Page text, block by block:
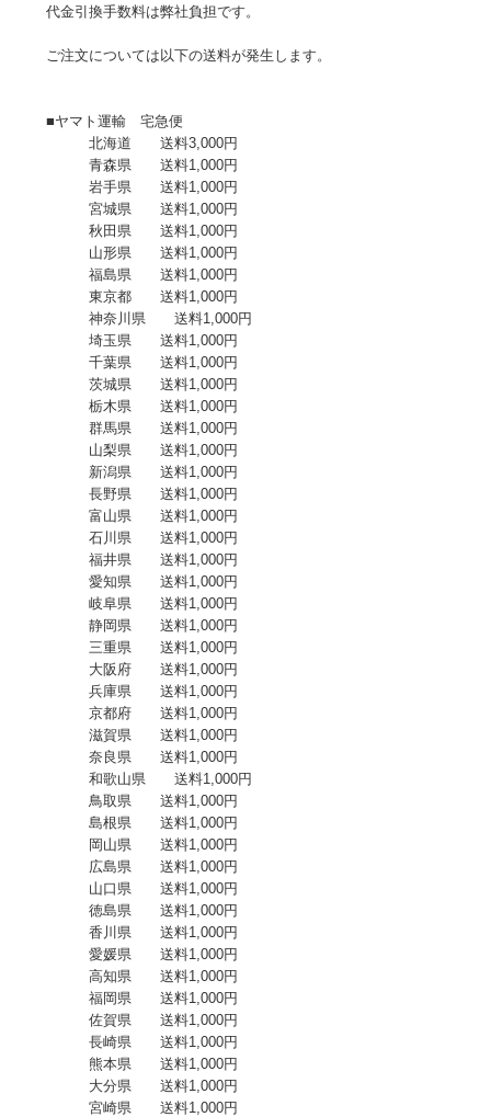
代金引換手数料は弊社負担です。
ご注文については以下の送料が発生します。
■ヤマト運輸 宅急便
北海道 送料3,000円
青森県 送料1,000円
岩手県 送料1,000円
宮城県 送料1,000円
秋田県 送料1,000円
山形県 送料1,000円
福島県 送料1,000円
東京都 送料1,000円
神奈川県 送料1,000円
埼玉県 送料1,000円
千葉県 送料1,000円
茨城県 送料1,000円
栃木県 送料1,000円
群馬県 送料1,000円
山梨県 送料1,000円
新潟県 送料1,000円
長野県 送料1,000円
富山県 送料1,000円
石川県 送料1,000円
福井県 送料1,000円
愛知県 送料1,000円
岐阜県 送料1,000円
静岡県 送料1,000円
三重県 送料1,000円
大阪府 送料1,000円
兵庫県 送料1,000円
京都府 送料1,000円
滋賀県 送料1,000円
奈良県 送料1,000円
和歌山県 送料1,000円
鳥取県 送料1,000円
島根県 送料1,000円
岡山県 送料1,000円
広島県 送料1,000円
山口県 送料1,000円
徳島県 送料1,000円
香川県 送料1,000円
愛媛県 送料1,000円
高知県 送料1,000円
福岡県 送料1,000円
佐賀県 送料1,000円
長崎県 送料1,000円
熊本県 送料1,000円
大分県 送料1,000円
宮崎県 送料1,000円